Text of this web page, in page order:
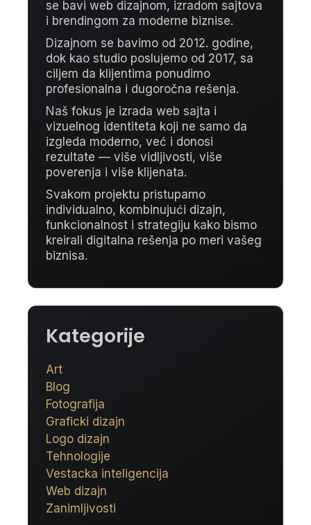
se bavi web dizajnom, izradom sajtova
i brendingom za moderne biznise.
Dizajnom se bavimo od 2012. godine,
dok kao studio poslujemo od 2017, sa
ciljem da klijentima ponudimo
profesionalna i dugoročna rešenja.
Naš fokus je izrada web sajta i
vizuelnog identiteta koji ne samo da
izgleda moderno, već i donosi
rezultate — više vidljivosti, više
poverenja i više klijenata.
Svakom projektu pristupamo
individualno, kombinujući dizajn,
funkcionalnost i strategiju kako bismo
kreirali digitalna rešenja po meri vašeg
biznisa.
Kategorije
Art
Blog
Fotografija
Graficki dizajn
Logo dizajn
Tehnologije
Vestacka inteligencija
Web dizajn
Zanimljivosti